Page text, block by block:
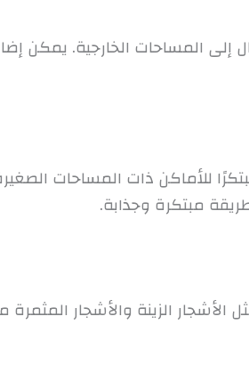
المساحات الخارجية. يمكن
للأماكن ذات المساحات
مبتكرة وجذابة.
الزينة والأشجار المثمرة